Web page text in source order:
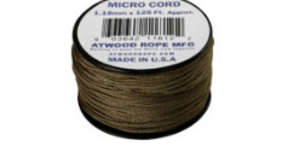
has
multiple
variants.
The
options